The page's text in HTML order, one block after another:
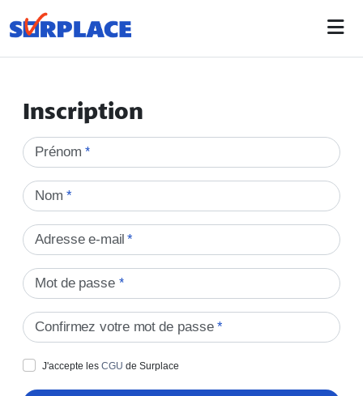
Inscription
Prénom *
Nom *
Adresse e-mail *
Mot de passe *
Confirmez votre mot de passe *
J'accepte les CGU de Surplace